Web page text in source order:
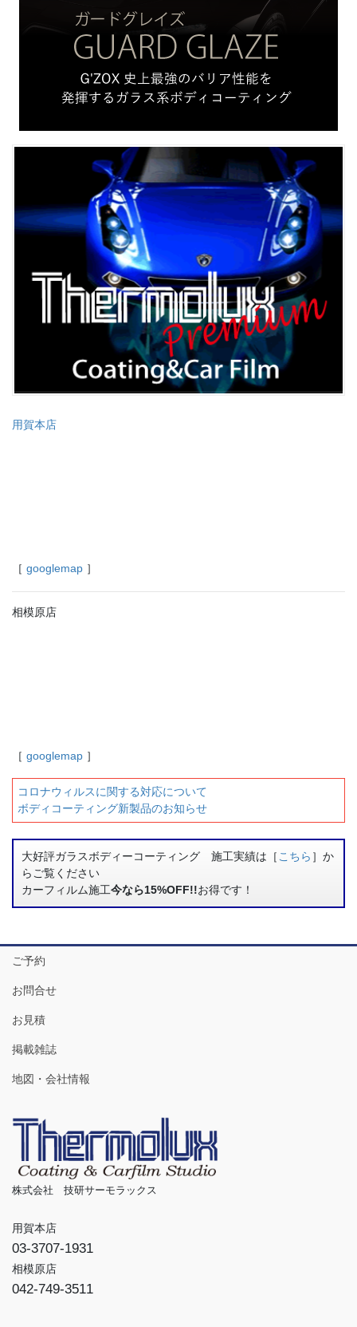
用賀本店
［ googlemap ］
相模原店
［ googlemap ］
コロナウィルスに関する対応について
ボディコーティング新製品のお知らせ
大好評ガラスボディーコーティング 施工実績は［こちら ］か
らご覧ください
カーフィルム施工今なら15%OFF!!お得です！
ご予約
お問合せ
お見積
掲載雑誌
地図・会社情報
株式会社 技研サーモラックス
用賀本店
03-3707-1931
相模原店
042-749-3511